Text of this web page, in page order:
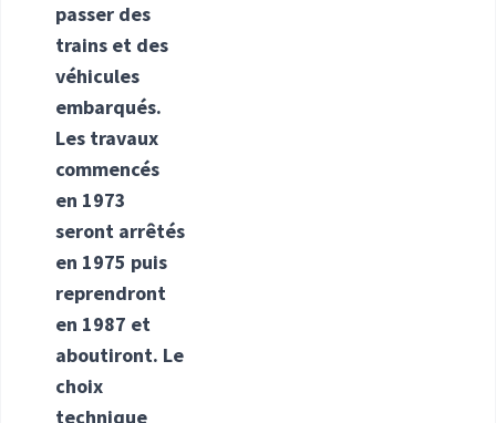
passer des
trains et des
véhicules
embarqués.
Les travaux
commencés
en 1973
seront arrêtés
en 1975 puis
reprendront
en 1987 et
aboutiront. Le
choix
technique